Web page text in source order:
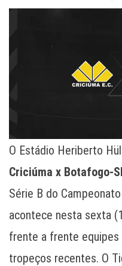
O Estádio Heriberto
Criciúma x Botafogo-
Série B do
acontece nesta sexta
frente a frente equipes
tropeços recentes. O